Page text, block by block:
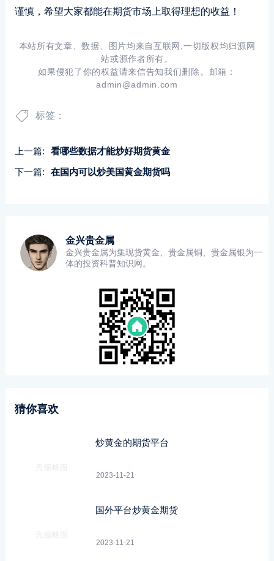
谨慎，希望大家都能在期货市场上取得理想的收益！
本站所有文章、数据、图片均来自互联网,一切版权均归源网
站或源作者所有。
如果侵犯了你的权益请来信告知我们删除。邮箱：
admin@admin.com
标签：
上一篇:
看哪些数据才能炒好期货黄金
下一篇:
在国内可以炒美国黄金期货吗
金兴贵金属
金兴贵金属为集现货黄金、贵金属铜、贵金属银为一
体的投资科普知识网。
猜你喜欢
炒黄金的期货平台
2023-11-21
国外平台炒黄金期货
2023-11-21